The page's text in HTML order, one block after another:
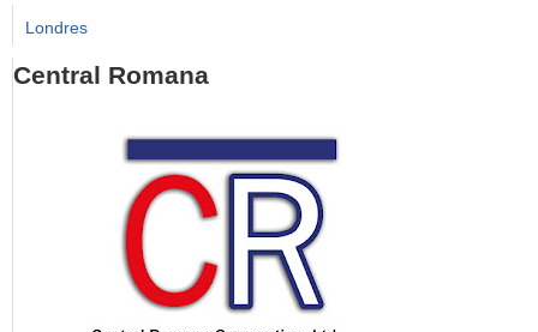
Londres
Central Romana